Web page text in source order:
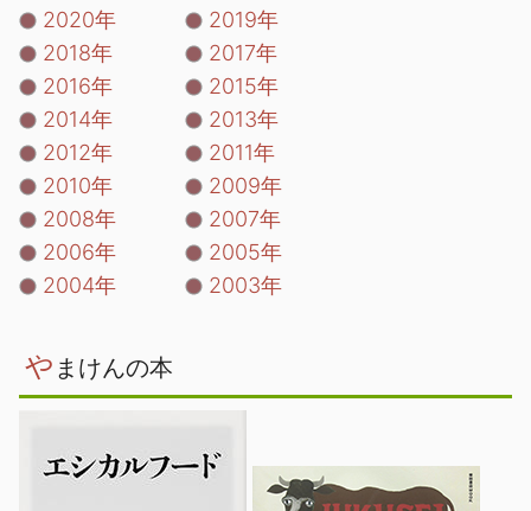
2020年
2019年
2018年
2017年
2016年
2015年
2014年
2013年
2012年
2011年
2010年
2009年
2008年
2007年
2006年
2005年
2004年
2003年
や まけんの本